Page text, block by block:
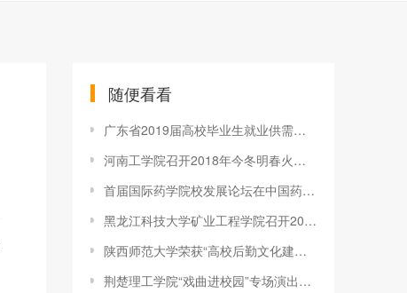
随便看看
广东省2019届高校毕业生就业供需见面会 （财经政法类专场）在广
河南工学院召开2018年今冬明春火灾防控工作部署会
首届国际药学院校发展论坛在中国药科大学召开
黑龙江科技大学矿业工程学院召开2019年度国家自然基金项目申报工
陕西师范大学荣获“高校后勤文化建设优秀标杆单位”称号
荆楚理工学院“戏曲进校园”专场演出圆满落幕